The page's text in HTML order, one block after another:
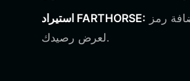
استيراد FARTHORSE:
لعرض رصيدك.